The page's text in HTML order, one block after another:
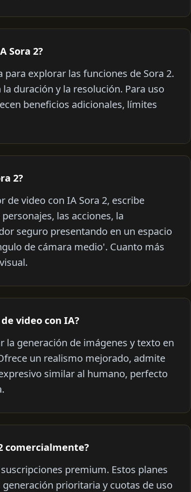
Sora 2?
explorar las funciones de Sora 2.
duración y la resolución. Para uso
beneficios adicionales, límites
2?
de video con IA Sora 2, escribe
las acciones, la
seguro presentando en un espacio
de cámara medio'. Cuanto más
video con IA?
la generación de imágenes y texto en
un realismo mejorado, admite
similar al humano, perfecto
comercialmente?
premium. Estos planes
prioritaria y cuotas de uso